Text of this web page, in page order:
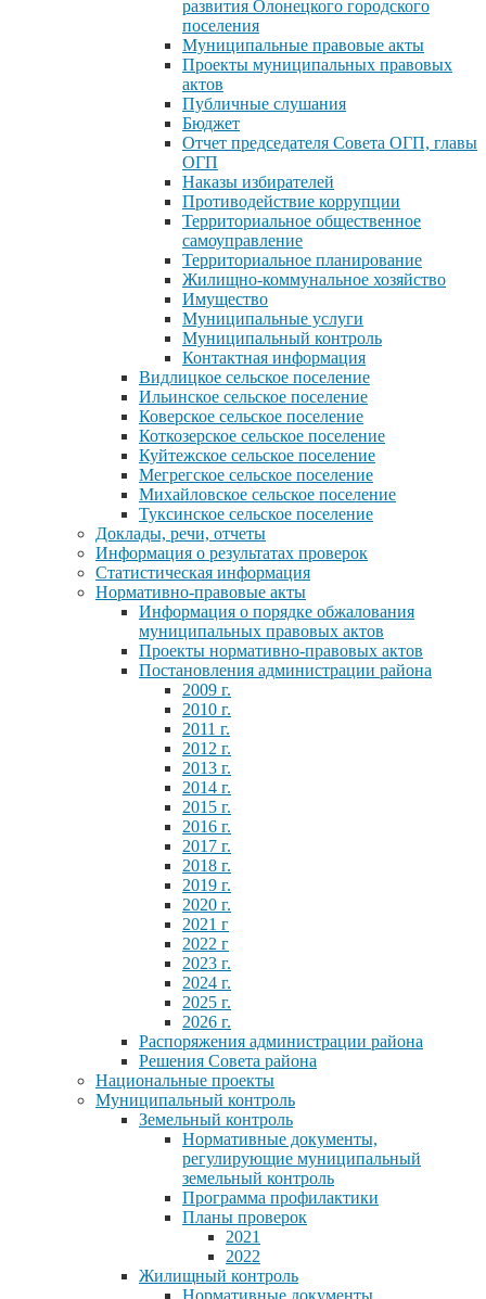
развития Олонецкого городского
поселения
Муниципальные правовые акты
Проекты муниципальных правовых
актов
Публичные слушания
Бюджет
Отчет председателя Совета ОГП, главы
ОГП
Наказы избирателей
Противодействие коррупции
Территориальное общественное
самоуправление
Территориальное планирование
Жилищно-коммунальное хозяйство
Имущество
Муниципальные услуги
Муниципальный контроль
Контактная информация
Видлицкое сельское поселение
Ильинское сельское поселение
Коверское сельское поселение
Коткозерское сельское поселение
Куйтежское сельское поселение
Мегрегское сельское поселение
Михайловское сельское поселение
Туксинское сельское поселение
Доклады, речи, отчеты
Информация о результатах проверок
Статистическая информация
Нормативно-правовые акты
Информация о порядке обжалования
муниципальных правовых актов
Проекты нормативно-правовых актов
Постановления администрации района
2009 г.
2010 г.
2011 г.
2012 г.
2013 г.
2014 г.
2015 г.
2016 г.
2017 г.
2018 г.
2019 г.
2020 г.
2021 г
2022 г
2023 г.
2024 г.
2025 г.
2026 г.
Распоряжения администрации района
Решения Совета района
Национальные проекты
Муниципальный контроль
Земельный контроль
Нормативные документы,
регулирующие муниципальный
земельный контроль
Программа профилактики
Планы проверок
2021
2022
Жилищный контроль
Нормативные документы